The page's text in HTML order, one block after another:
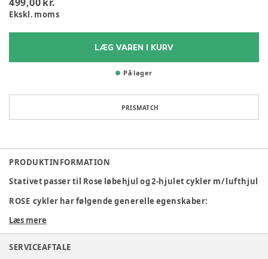
499,00 kr.
Ekskl. moms
LÆG VAREN I KURV
På lager
PRISMATCH
PRODUKTINFORMATION
Stativet passer til Rose løbehjul og 2-hjulet cykler m/ lufthjul
ROSE cykler har følgende generelle egenskaber:
Alle institutionscykler og køretøjer er komplet monteret
ved leveringen
Ekstrem lang holdbarhed (gennemsnitligt 15-20 år)
Læs mere
SERVICEAFTALE